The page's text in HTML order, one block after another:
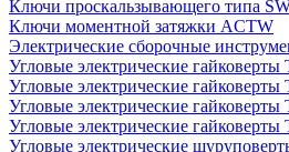
Ключи проскальзывающего типа
Ключи моментной затяжки ACTW
Электрические сборочные
Угловые электрические гайковерты
Угловые электрические гайковерты
Угловые электрические гайковерты
Угловые электрические гайковерты
Угловые электрические